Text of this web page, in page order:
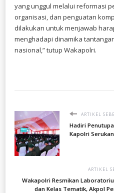
yang unggul melalui reformasi
organisasi, dan penguatan
dilakukan untuk menjawab
menghadapi dinamika
nasional,” tutup Wakapolri.
ARTIKEL
Hadiri
Kapolri
ARTIKEL
Wakapolri Resmikan
dan Kelas Tematik, Akpol